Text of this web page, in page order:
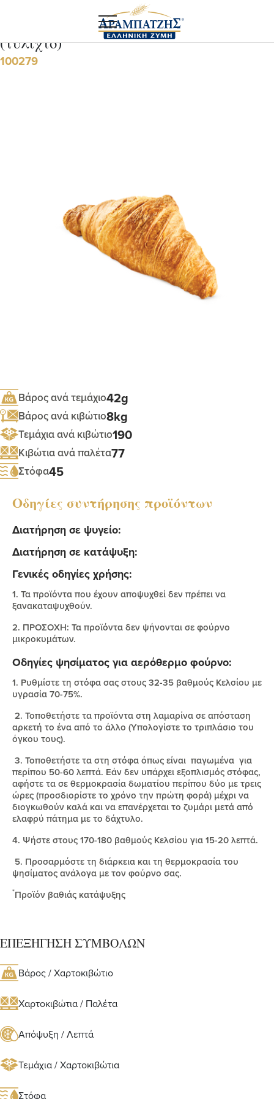
Μίνι κρουασάν πραλίνας φουντουκιού
(τυλιχτό)
100279
Βάρος ανά τεμάχιο42g
Βάρος ανά κιβώτιο8kg
Τεμάχια ανά κιβώτιο190
Κιβώτια ανά παλέτα77
Στόφα45
Οδηγίες συντήρησης προϊόντων
Διατήρηση σε ψυγείο:
Διατήρηση σε κατάψυξη:
Γενικές οδηγίες χρήσης:
1. Τα προϊόντα που έχουν αποψυχθεί δεν πρέπει να
ξανακαταψυχθούν.
2. ΠΡΟΣΟΧΗ: Τα προϊόντα δεν ψήνονται σε φούρνο
μικροκυμάτων.
Οδηγίες ψησίματος για αερόθερμο φούρνο:
1. Ρυθμίστε τη στόφα σας στους 32-35 βαθμούς Κελσίου με
υγρασία 70-75%.
2. Τοποθετήστε τα προϊόντα στη λαμαρίνα σε απόσταση
αρκετή το ένα από το άλλο (Υπολογίστε το τριπλάσιο του
όγκου τους).
3. Τοποθετήστε τα στη στόφα όπως είναι παγωμένα για
περίπου 50-60 λεπτά. Εάν δεν υπάρχει εξοπλισμός στόφας,
αφήστε τα σε θερμοκρασία δωματίου περίπου δύο με τρεις
ώρες (προσδιορίστε το χρόνο την πρώτη φορά) μέχρι να
διογκωθούν καλά και να επανέρχεται το ζυμάρι μετά από
ελαφρύ πάτημα με το δάχτυλο.
4. Ψήστε στους 170-180 βαθμούς Κελσίου για 15-20 λεπτά.
5. Προσαρμόστε τη διάρκεια και τη θερμοκρασία του
ψησίματος ανάλογα με τον φούρνο σας.
*Προϊόν βαθιάς κατάψυξης
ΕΠΕΞΗΓΗΣΗ ΣΥΜΒΟΛΩΝ
Βάρος / Χαρτοκιβώτιο
Χαρτοκιβώτια / Παλέτα
Απόψυξη / Λεπτά
Τεμάχια / Χαρτοκιβώτια
Στόφα